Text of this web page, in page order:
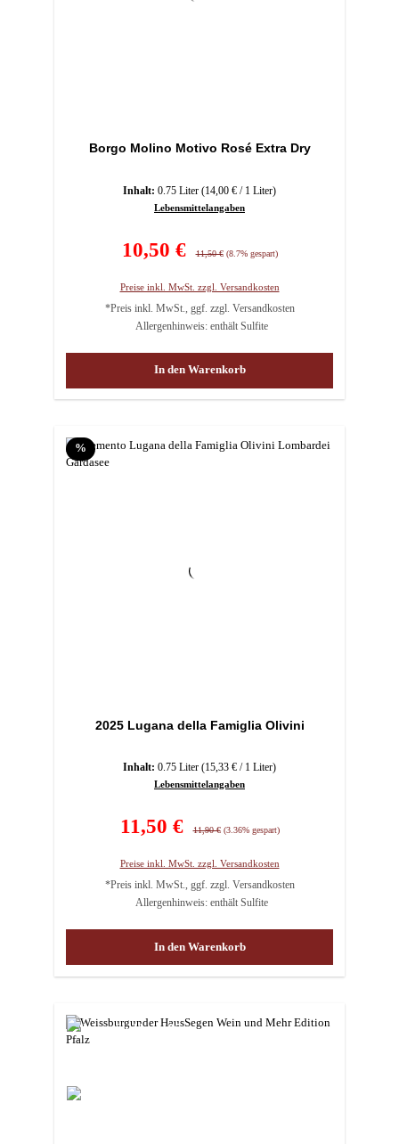
Borgo Molino Motivo Rosé Extra Dry
Inhalt: 0.75 Liter (14,00 € / 1 Liter)
Lebensmittelangaben
10,50 € Regulärer Preis:
11,50 € (8.7% gespart)
Preise inkl. MwSt. zzgl. Versandkosten
*Preis inkl. MwSt., ggf. zzgl. Versandkosten
Allergenhinweis: enthält Sulfite
In den Warenkorb
%Rabatt
2025 Lugana della Famiglia Olivini
Inhalt: 0.75 Liter (15,33 € / 1 Liter)
Lebensmittelangaben
11,50 € Regulärer Preis:
11,90 € (3.36% gespart)
Preise inkl. MwSt. zzgl. Versandkosten
*Preis inkl. MwSt., ggf. zzgl. Versandkosten
Allergenhinweis: enthält Sulfite
In den Warenkorb